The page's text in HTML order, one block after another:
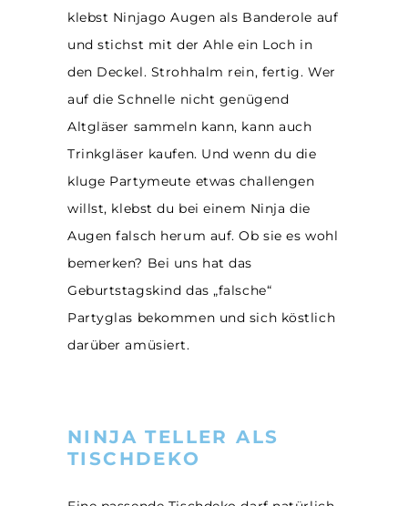
klebst Ninjago Augen als Banderole auf
und stichst mit der Ahle ein Loch in
den Deckel. Strohhalm rein, fertig. Wer
auf die Schnelle nicht genügend
Altgläser sammeln kann, kann auch
Trinkgläser kaufen. Und wenn du die
kluge Partymeute etwas challengen
willst, klebst du bei einem Ninja die
Augen falsch herum auf. Ob sie es wohl
bemerken? Bei uns hat das
Geburtstagskind das „falsche“
Partyglas bekommen und sich köstlich
darüber amüsiert.
NINJA TELLER ALS
TISCHDEKO